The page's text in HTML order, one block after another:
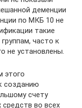
деменции
по МКБ 10 не
такие
часто к
не установлены.
этого
созданию
счету
средств во всех